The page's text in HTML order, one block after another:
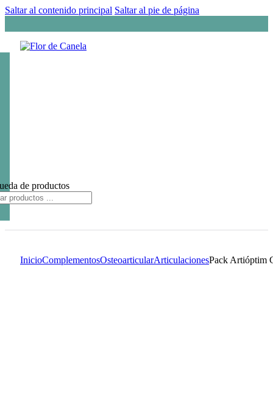
Saltar al contenido principal Saltar al pie de página
de productos
InicioComplementosOsteoarticularArticulacionesPack Artióptim